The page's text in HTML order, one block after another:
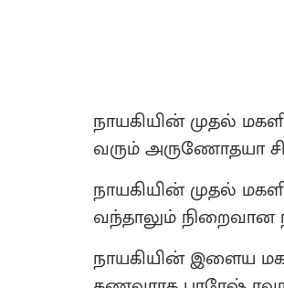
நாயகியின் முதல்
வரும் அருணோதயா
நாயகியின் முதல்
வந்தாலும் நிறைவான
நாயகியின் இளைய